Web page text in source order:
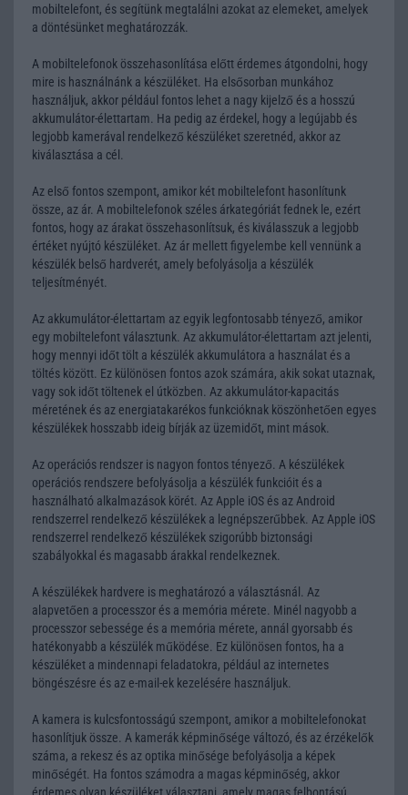
mobiltelefont, és segítünk megtalálni azokat az elemeket, amelyek
a döntésünket meghatározzák.
A mobiltelefonok összehasonlítása előtt érdemes átgondolni, hogy
mire is használnánk a készüléket. Ha elsősorban munkához
használjuk, akkor például fontos lehet a nagy kijelző és a hosszú
akkumulátor-élettartam. Ha pedig az érdekel, hogy a legújabb és
legjobb kamerával rendelkező készüléket szeretnéd, akkor az
kiválasztása a cél.
Az első fontos szempont, amikor két mobiltelefont hasonlítunk
össze, az ár. A mobiltelefonok széles árkategóriát fednek le, ezért
fontos, hogy az árakat összehasonlítsuk, és kiválasszuk a legjobb
értéket nyújtó készüléket. Az ár mellett figyelembe kell vennünk a
készülék belső hardverét, amely befolyásolja a készülék
teljesítményét.
Az akkumulátor-élettartam az egyik legfontosabb tényező, amikor
egy mobiltelefont választunk. Az akkumulátor-élettartam azt jelenti,
hogy mennyi időt tölt a készülék akkumulátora a használat és a
töltés között. Ez különösen fontos azok számára, akik sokat utaznak,
vagy sok időt töltenek el útközben. Az akkumulátor-kapacitás
méretének és az energiatakarékos funkcióknak köszönhetően egyes
készülékek hosszabb ideig bírják az üzemidőt, mint mások.
Az operációs rendszer is nagyon fontos tényező. A készülékek
operációs rendszere befolyásolja a készülék funkcióit és a
használható alkalmazások körét. Az Apple iOS és az Android
rendszerrel rendelkező készülékek a legnépszerűbbek. Az Apple iOS
rendszerrel rendelkező készülékek szigorúbb biztonsági
szabályokkal és magasabb árakkal rendelkeznek.
A készülékek hardvere is meghatározó a választásnál. Az
alapvetően a processzor és a memória mérete. Minél nagyobb a
processzor sebessége és a memória mérete, annál gyorsabb és
hatékonyabb a készülék működése. Ez különösen fontos, ha a
készüléket a mindennapi feladatokra, például az internetes
böngészésre és az e-mail-ek kezelésére használjuk.
A kamera is kulcsfontosságú szempont, amikor a mobiltelefonokat
hasonlítjuk össze. A kamerák képminősége változó, és az érzékelők
száma, a rekesz és az optika minősége befolyásolja a képek
minőségét. Ha fontos számodra a magas képminőség, akkor
érdemes olyan készüléket választani, amely magas felbontású